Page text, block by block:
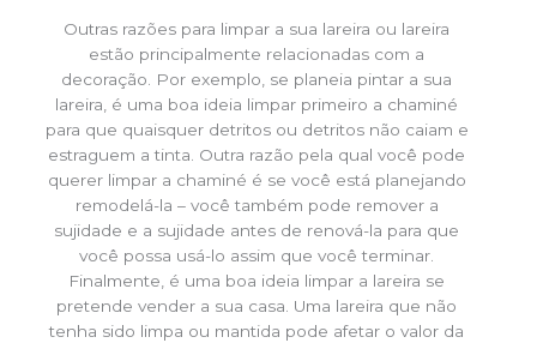
Outras razões para limpar a sua lareira ou lareira
estão principalmente relacionadas com a
decoração. Por exemplo, se planeia pintar a sua
lareira, é uma boa ideia limpar primeiro a chaminé
para que quaisquer detritos ou detritos não caiam e
estraguem a tinta. Outra razão pela qual você pode
querer limpar a chaminé é se você está planejando
remodelá-la – você também pode remover a
sujidade e a sujidade antes de renová-la para que
você possa usá-lo assim que você terminar.
Finalmente, é uma boa ideia limpar a lareira se
pretende vender a sua casa. Uma lareira que não
tenha sido limpa ou mantida pode afetar o valor da